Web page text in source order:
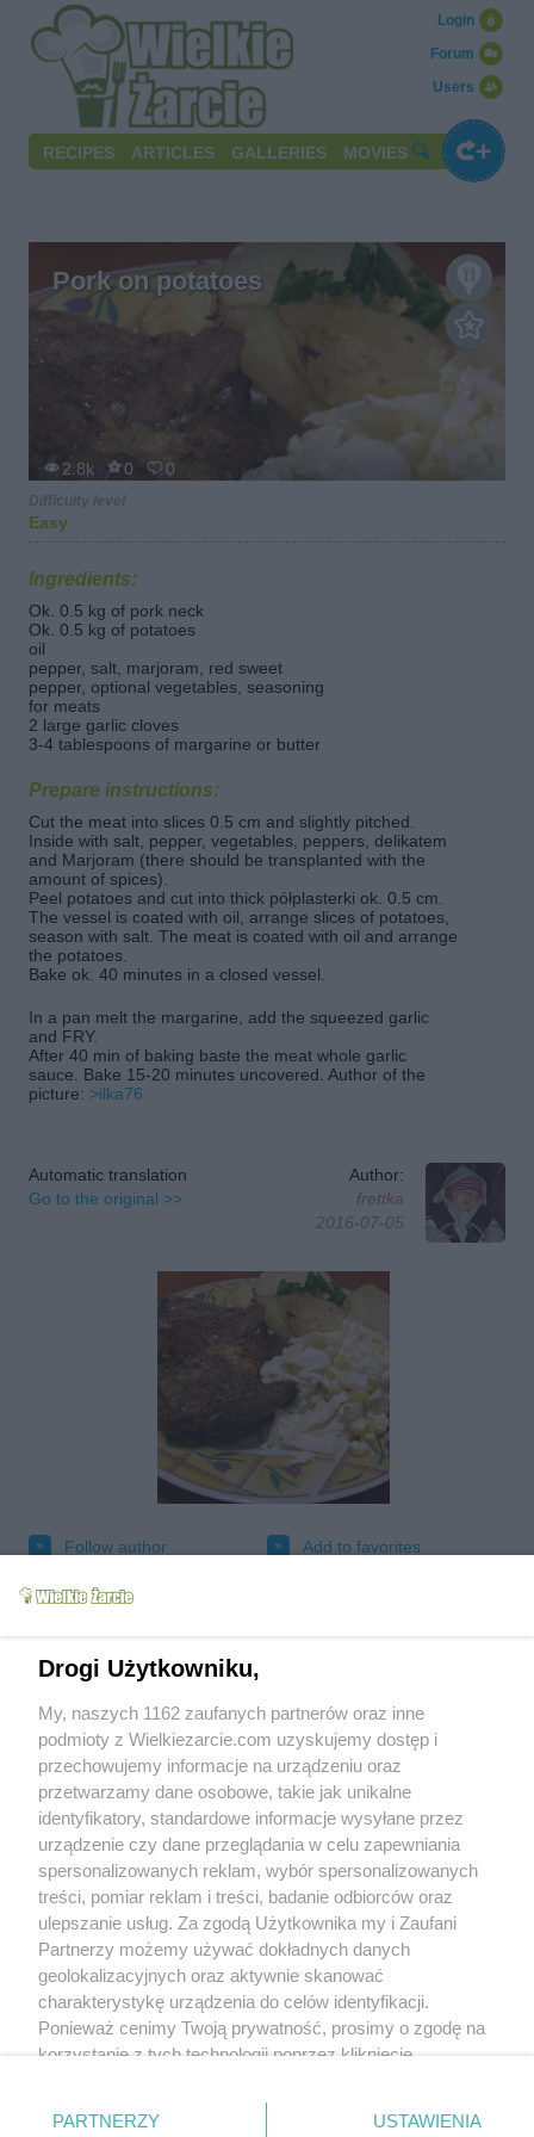
Users
Forum
Login
RECIPES ARTICLES GALLERIES MOVIES
Pork on potatoes
2.8k 0 0
Easy
Ingredients:
Ok. 0.5 kg of pork neck
Ok. 0.5 kg of potatoes
oil
pepper, salt, marjoram, red sweet
pepper, optional vegetables, seasoning
for meats
2 large garlic cloves
3-4 tablespoons of margarine or butter
Prepare instructions:
Cut the meat into slices 0.5 cm and slightly pitched.
Inside with salt, pepper, vegetables, peppers, delikatem
and Marjoram (there should be transplanted with the
amount of spices).
Peel potatoes and cut into thick półplasterki ok. 0.5 cm.
The vessel is coated with oil, arrange slices of potatoes,
season with salt. The meat is coated with oil and arrange
the potatoes.
Bake ok. 40 minutes in a closed vessel.
In a pan melt the margarine, add the squeezed garlic
and FRY.
After 40 min of baking baste the meat whole garlic
sauce. Bake 15-20 minutes uncovered. Author of the
picture: >ilka76
Automatic translation
Go to the original >>
Author:
frettka
2016-07-05
Follow author
Add to favorites
Print
Groups: Cuisines of nations Polish cuisine
Pork
Casseroles
Tags:
dinner garlic meat pork
pork loin
potatoes
roast
the second dish
more tags
Drogi Użytkowniku,
My, naszych 1162 zaufanych partnerów oraz inne
podmioty z Wielkiezarcie.com uzyskujemy dostęp i
przechowujemy informacje na urządzeniu oraz
przetwarzamy dane osobowe, takie jak unikalne
identyfikatory, standardowe informacje wysyłane przez
urządzenie czy dane przeglądania w celu zapewniania
spersonalizowanych reklam, wybór spersonalizowanych
treści, pomiar reklam i treści, badanie odbiorców oraz
ulepszanie usług. Za zgodą Użytkownika my i Zaufani
Partnerzy możemy używać dokładnych danych
geolokalizacyjnych oraz aktywnie skanować
charakterystykę urządzenia do celów identyfikacji.
Ponieważ cenimy Twoją prywatność, prosimy o zgodę na
korzystanie z tych technologii poprzez kliknięcie
zmienić/wycofać klikając przycisk ustawień prywatności
PARTNERZY USTAWIENIA